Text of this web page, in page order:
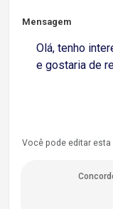
Mensagem
Você pode editar esta